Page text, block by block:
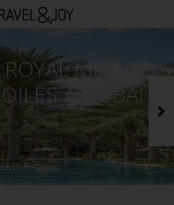
MIRAGE,
À DUBAI
DUBAI